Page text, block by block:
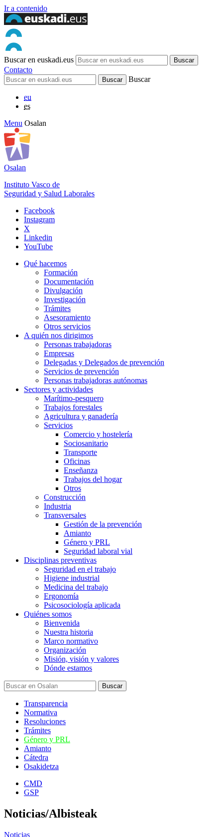
Ir a contenido
Buscar en euskadi.eus
Contacto
Buscar
eu
es
Menu Osalan
Osalan
Instituto Vasco de
Seguridad y Salud Laborales
Facebook
Instagram
X
Linkedin
YouTube
Qué hacemos
Formación
Documentación
Divulgación
Investigación
Trámites
Asesoramiento
Otros servicios
A quién nos dirigimos
Personas trabajadoras
Empresas
Delegadas y Delegados de prevención
Servicios de prevención
Personas trabajadoras autónomas
Sectores y actividades
Marítimo-pesquero
Trabajos forestales
Agricultura y ganadería
Servicios
Comercio y hostelería
Sociosanitario
Transporte
Oficinas
Enseñanza
Trabajos del hogar
Otros
Construcción
Industria
Transversales
Gestión de la prevención
Amianto
Género y PRL
Seguridad laboral vial
Disciplinas preventivas
Seguridad en el trabajo
Higiene industrial
Medicina del trabajo
Ergonomía
Psicosociología aplicada
Quiénes somos
Bienvenida
Nuestra historia
Marco normativo
Organización
Misión, visión y valores
Dónde estamos
Transparencia
Normativa
Resoluciones
Trámites
Género y PRL
Amianto
Cátedra
Osakidetza
CMD
GSP
Noticias/Albisteak
Noticias